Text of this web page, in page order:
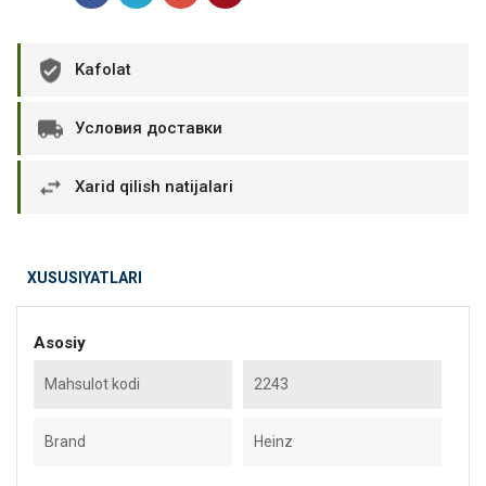
Kafolat
Условия доставки
Xarid qilish natijalari
XUSUSIYATLARI
Asosiy
Mahsulot kodi 2243
Brand Heinz